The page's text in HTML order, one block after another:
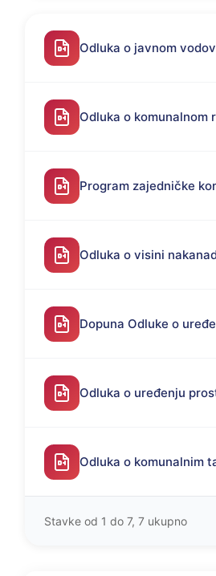
Odluka o javnom
Odluka o komunalnom
Program zajedničke
Odluka o visini
Dopuna Odluke o
Odluka o uređenju
Odluka o komunalnim
Stavke od 1 do 7, 7 ukupno